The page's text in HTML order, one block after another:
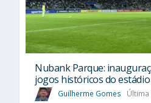
Nubank Parque:
jogos históricos do
Guilherme Gomes